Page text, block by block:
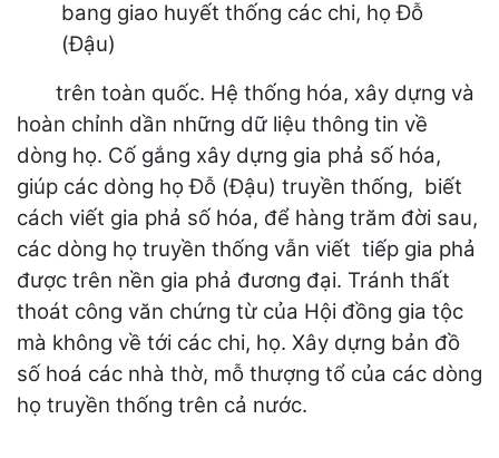
bang giao huyết thống các chi, họ Đỗ
(Đậu)
trên toàn quốc. Hệ thống hóa, xây dựng và
hoàn chỉnh dần những dữ liệu thông tin về
dòng họ. Cố gắng xây dựng gia phả số hóa,
giúp các dòng họ Đỗ (Đậu) truyền thống, biết
cách viết gia phả số hóa, để hàng trăm đời sau,
các dòng họ truyền thống vẫn viết tiếp gia phả
được trên nền gia phả đương đại. Tránh thất
thoát công văn chứng từ của Hội đồng gia tộc
mà không về tới các chi, họ. Xây dựng bản đồ
số hoá các nhà thờ, mỗ thượng tổ của các dòng
họ truyền thống trên cả nước.